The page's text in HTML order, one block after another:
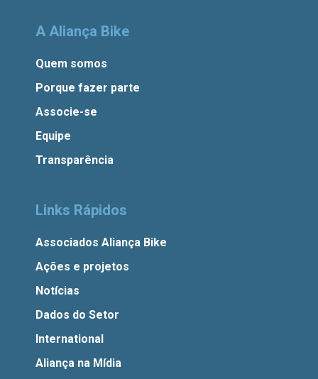
A Aliança Bike
Quem somos
Porque fazer parte
Associe-se
Equipe
Transparência
Links Rápidos
Associados Aliança Bike
Ações e projetos
Notícias
Dados do Setor
International
Aliança na Mídia